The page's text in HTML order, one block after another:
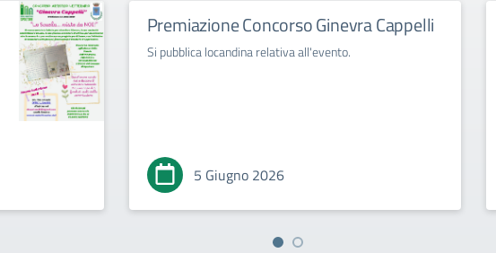
Premiazione Concorso Ginevra Cappelli
Si pubblica locandina relativa all'evento.
5 Giugno 2026